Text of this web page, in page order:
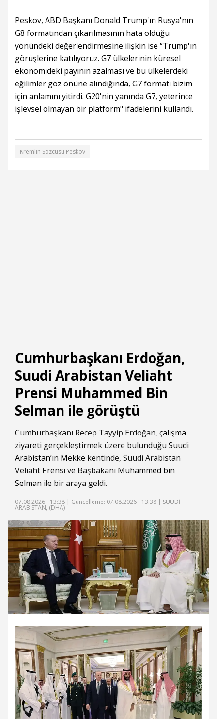
Peskov, ABD Başkanı Donald Trump'ın Rusya'nın
G8 formatından çıkarılmasının hata olduğu
yönündeki değerlendirmesine ilişkin ise “Trump'ın
görüşlerine katılıyoruz. G7 ülkelerinin küresel
ekonomideki payının azalması ve bu ülkelerdeki
eğilimler göz önüne alındığında, G7 formatı bizim
için anlamını yitirdi. G20'nin yanında G7, yeterince
işlevsel olmayan bir platform" ifadelerini kullandı.
Kremlin Sözcüsü Peskov
Cumhurbaşkanı Erdoğan,
Suudi Arabistan Veliaht
Prensi Muhammed Bin
Selman ile görüştü
Cumhurbaşkanı Recep Tayyip Erdoğan, çalışma
ziyareti gerçekleştirmek üzere bulunduğu Suudi
Arabistan’ın Mekke kentinde, Suudi Arabistan
Veliaht Prensi ve Başbakanı Muhammed bin
Selman ile bir araya geldi.
07.08.2026 - 13:38 | Güncelleme: 07.08.2026 - 13:38 | SUUDİ
ARABİSTAN, (DHA) -